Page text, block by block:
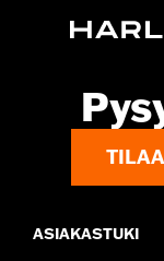
Sold In Units:Each
WARRANTY:
ASIAKASTUKI